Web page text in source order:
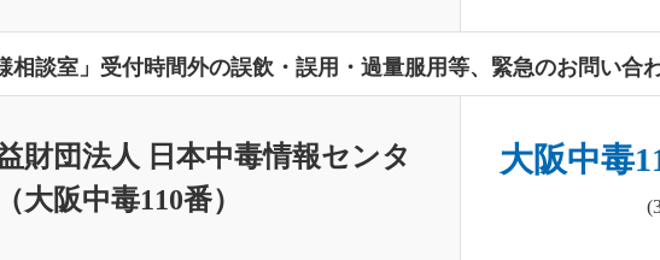
相談室」受付時間外の誤飲・誤用・過量服用等、緊急のお問い合
財団法人 日本中毒情報センタ
大阪中毒110番）
大阪中毒